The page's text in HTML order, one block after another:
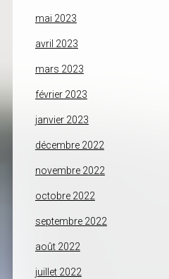
mai 2023
avril 2023
mars 2023
février 2023
janvier 2023
décembre 2022
novembre 2022
octobre 2022
septembre 2022
août 2022
juillet 2022